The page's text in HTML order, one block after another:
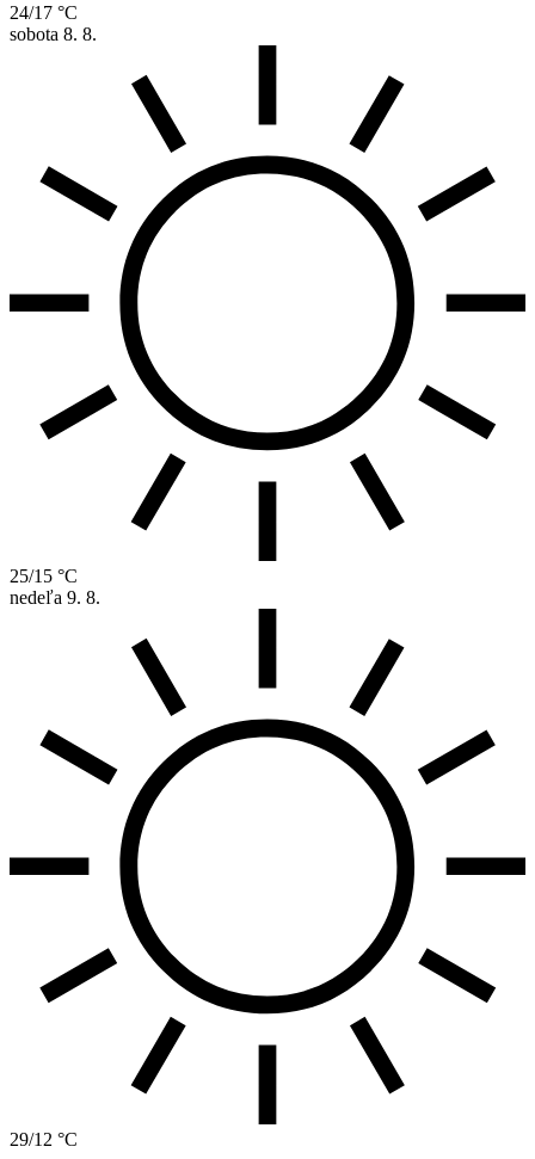
24/17 °C
sobota 8. 8.
25/15 °C
nedeľa 9. 8.
29/12 °C